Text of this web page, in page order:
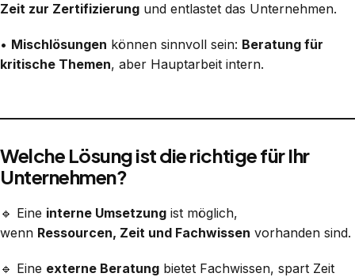
Zeit zur Zertifizierung und entlastet das Unternehmen.
• Mischlösungen können sinnvoll sein: Beratung für
kritische Themen, aber Hauptarbeit intern.
Welche Lösung ist die richtige für Ihr
Unternehmen?
🔹 Eine interne Umsetzung ist möglich,
wenn Ressourcen, Zeit und Fachwissen vorhanden sind.
🔹 Eine externe Beratung bietet Fachwissen, spart Zeit